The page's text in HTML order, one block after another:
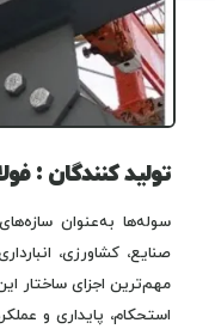
تولید کنندگان :
سوله‌ها به‌عنوان
صنایع، کشاورزی،
مهم‌ترین اجزای ساختار
استحکام، پایداری و